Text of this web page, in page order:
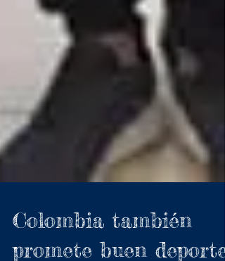
Colombia también